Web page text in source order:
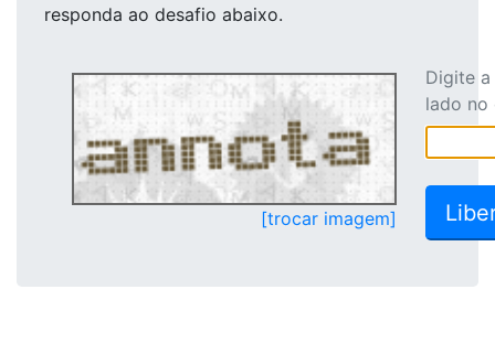
responda ao desafio abaixo.
[trocar imagem]
Digite
lado no